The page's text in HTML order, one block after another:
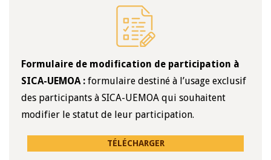
Formulaire de modification de participation à
SICA-UEMOA : formulaire destiné à l’usage exclusif
des participants à SICA-UEMOA qui souhaitent
modifier le statut de leur participation.
TÉLÉCHARGER